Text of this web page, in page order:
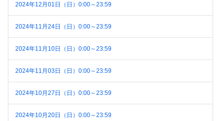
2024年12月01日（日）0:00～23:59
2024年11月24日（日）0:00～23:59
2024年11月10日（日）0:00～23:59
2024年11月03日（日）0:00～23:59
2024年10月27日（日）0:00～23:59
2024年10月20日（日）0:00～23:59